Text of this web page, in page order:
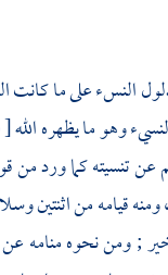
النسء على ما كانت
وهو ما يظهره الله[
عن تنسيته كما ورد من
، ومنه قيامه من اثنتين
; ومن نحوه منامه